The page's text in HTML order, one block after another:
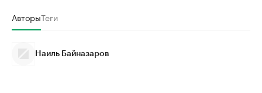
АвторыТеги
Наиль Байназаров